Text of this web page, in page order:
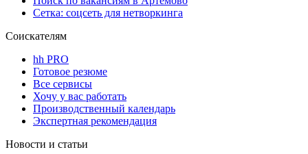
Сетка: соцсеть для нетворкинга
Соискателям
hh PRO
Готовое резюме
Все сервисы
Хочу у вас работать
Производственный календарь
Экспертная рекомендация
Новости и статьи